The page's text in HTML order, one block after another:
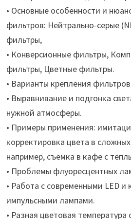
• Основные особенности и
фильтров: Нейтрально-серые
фильтры,
• Конверсионные фильтры,
фильтры, Цветные фильтры.
• Варианты крепления
• Выравнивание и подгонка
нужной атмосферы.
• Примеры применения:
корректировка цвета в
например, съёмка в кафе с
• Проблемы флуоресцентных
• Работа с современными LED и
импульсными лампами.
• Разная цветовая